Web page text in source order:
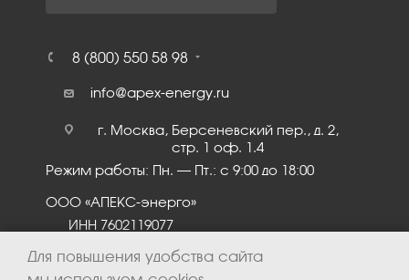
8 (800) 550 58 98
info@apex-energy.ru
г. Москва, Берсеневский пер., д. 2,
стр. 1 оф. 1.4
Режим работы: Пн. – Пт.: с 9:00 до 18:00
ООО «АПЕКС-энерго»
ИНН 7602119077
Для повышения удобства сайта